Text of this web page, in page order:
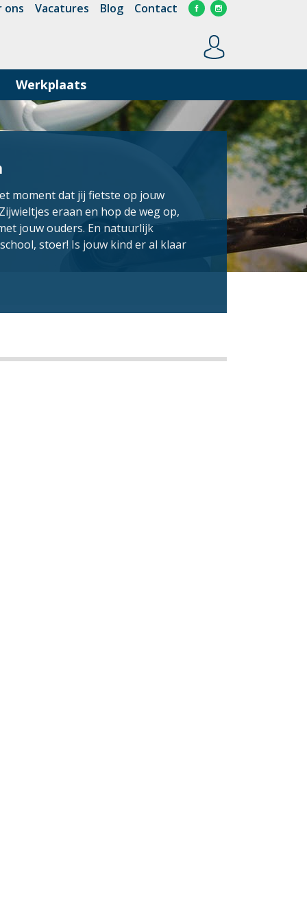
ons Vacatures Blog Contact
Werkplaats
moment dat jij fietste op jouw
eraan en hop de weg op,
jouw ouders. En natuurlijk
stoer! Is jouw kind er al klaar